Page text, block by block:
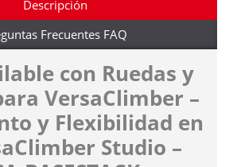
Descripción
Frecuentes FAQ
con Ruedas y
VersaClimber –
y Flexibilidad en
Studio –